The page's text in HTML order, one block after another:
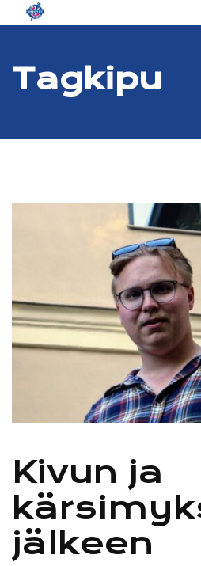
Tag Kipu
Kivun ja
jälkeen